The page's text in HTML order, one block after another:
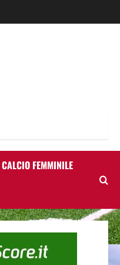
CALCIO FEMMINILE